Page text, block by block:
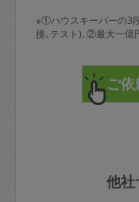
※①ハウスキーパーの3
接､テスト)､②最大一億
他社